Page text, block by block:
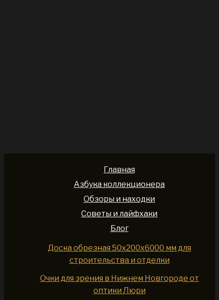
Главная
Азбука коллекционера
Обзоры и находки
Советы и лайфхаки
Блог
Доска обрезная 50x200x6000 мм для
строительства и отделки
Очки для зрения в Нижнем Новгороде от
оптики Люри